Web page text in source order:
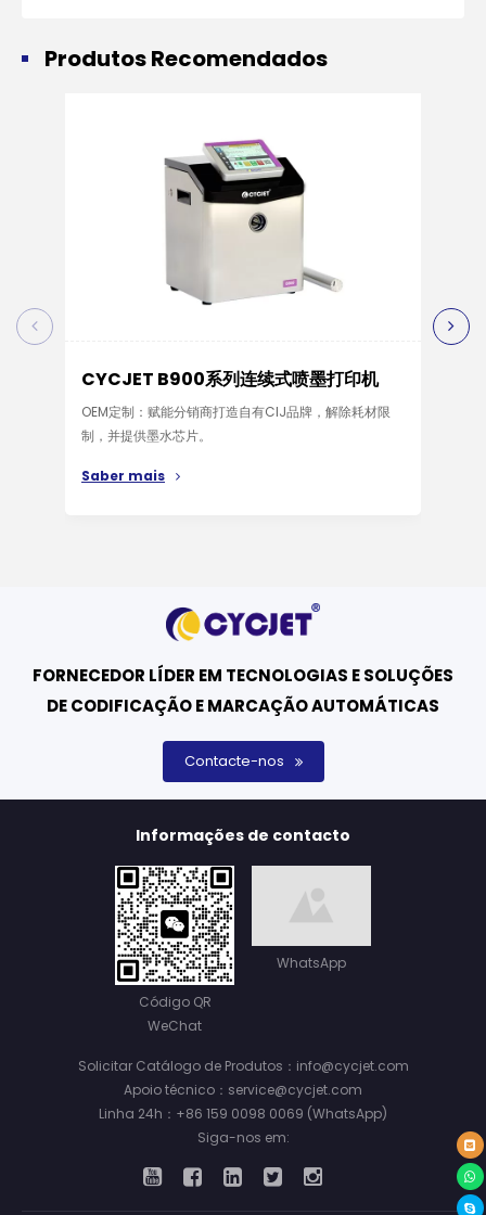
Produtos Recomendados
CYCJET B900系列连续式喷墨打印机
OEM定制：赋能分销商打造自有CIJ品牌，解除耗材限
制，并提供墨水芯片。
Saber mais
FORNECEDOR LÍDER EM TECNOLOGIAS E SOLUÇÕES
DE CODIFICAÇÃO E MARCAÇÃO AUTOMÁTICAS
Contacte-nos
Informações de contacto
Código QR
WeChat
WhatsApp
Solicitar Catálogo de Produtos：info@cycjet.com
Apoio técnico：service@cycjet.com
Linha 24h：+86 159 0098 0069 (WhatsApp)
Siga-nos em: